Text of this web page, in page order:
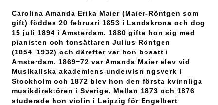
Carolina Amanda Erika Maier (Maier-Röntgen som
gift) föddes 20 februari 1853 i Landskrona och dog
15 juli 1894 i Amsterdam. 1880 gifte hon sig med
pianisten och tonsättaren Julius Röntgen
(1854−1932) och därefter var hon bosatt i
Amsterdam. 1869−72 var Amanda Maier elev vid
Musikaliska akademiens undervisningsverk i
Stockholm och 1872 blev hon den första kvinnliga
musikdirektören i Sverige. Mellan 1873 och 1876
studerade hon violin i Leipzig för Engelbert